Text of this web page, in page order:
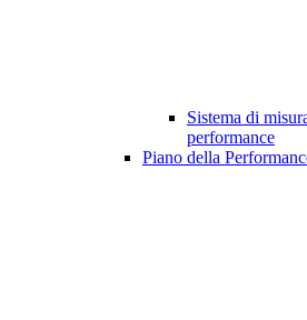
Sistema di
performance
Piano della